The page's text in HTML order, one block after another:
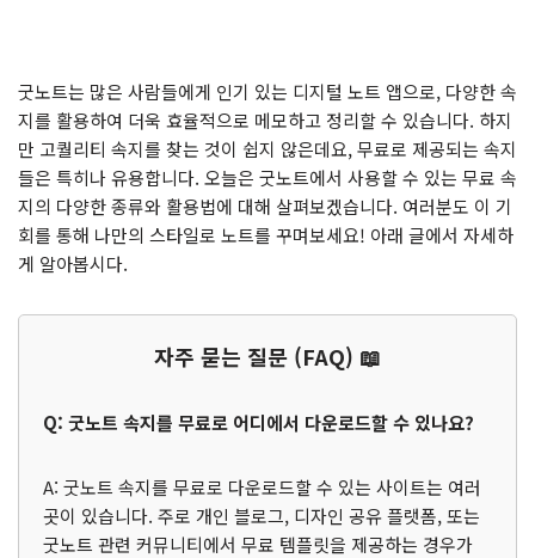
굿노트는 많은 사람들에게 인기 있는 디지털 노트 앱으로, 다양한 속
지를 활용하여 더욱 효율적으로 메모하고 정리할 수 있습니다. 하지
만 고퀄리티 속지를 찾는 것이 쉽지 않은데요, 무료로 제공되는 속지
들은 특히나 유용합니다. 오늘은 굿노트에서 사용할 수 있는 무료 속
지의 다양한 종류와 활용법에 대해 살펴보겠습니다. 여러분도 이 기
회를 통해 나만의 스타일로 노트를 꾸며보세요! 아래 글에서 자세하
게 알아봅시다.
자주 묻는 질문 (FAQ) 📖
Q: 굿노트 속지를 무료로 어디에서 다운로드할 수 있나요?
A: 굿노트 속지를 무료로 다운로드할 수 있는 사이트는 여러
곳이 있습니다. 주로 개인 블로그, 디자인 공유 플랫폼, 또는
굿노트 관련 커뮤니티에서 무료 템플릿을 제공하는 경우가